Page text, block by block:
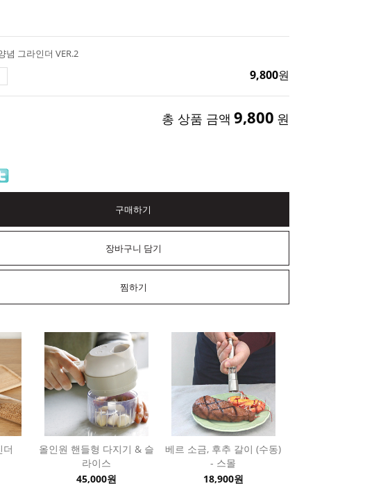
념 그라인더 VER.2
9,800원
총 상품 금액 9,800 원
구매하기
장바구니 담기
찜하기
더
올인원 핸들형 다지기 & 슬
라이스
45,000원
베르 소금, 후추 갈이 (수동)
- 스몰
18,900원